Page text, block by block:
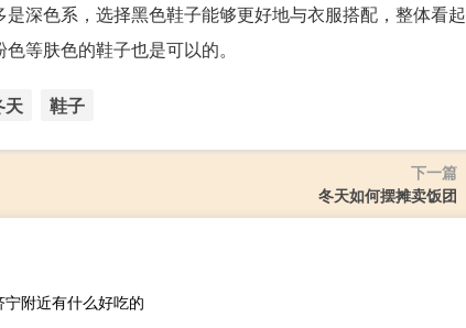
深色系，选择黑色鞋子能够更好地与衣服搭配，整体看起
等肤色的鞋子也是可以的。
天 鞋子
下一篇
冬天如何摆摊卖饭团
宁附近有什么好吃的